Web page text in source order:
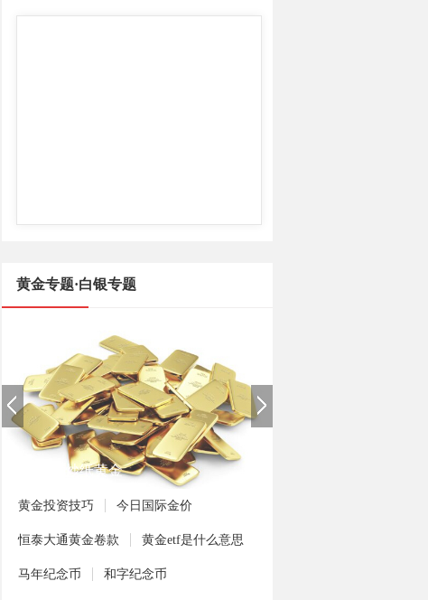
黄金专题·白银专题
新手如何炒纸黄金
黄金投资技巧 今日国际金价
恒泰大通黄金卷款 黄金etf是什么意思
马年纪念币 和字纪念币